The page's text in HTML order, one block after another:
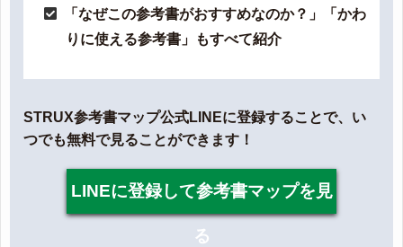
「なぜこの参考書がおすすめなのか？」「かわ
りに使える参考書」もすべて紹介
STRUX参考書マップ公式LINEに登録することで、い
つでも無料で見ることができます！
LINEに登録して参考書マップを見
る